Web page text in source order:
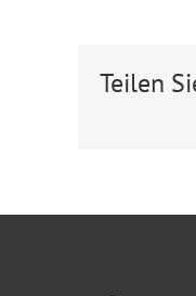
Teilen